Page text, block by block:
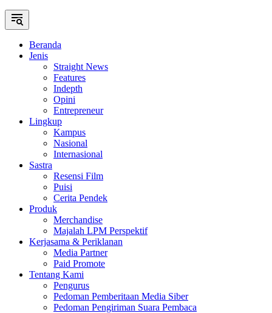
Beranda
Jenis
Straight News
Features
Indepth
Opini
Entrepreneur
Lingkup
Kampus
Nasional
Internasional
Sastra
Resensi Film
Puisi
Cerita Pendek
Produk
Merchandise
Majalah LPM Perspektif
Kerjasama & Periklanan
Media Partner
Paid Promote
Tentang Kami
Pengurus
Pedoman Pemberitaan Media Siber
Pedoman Pengiriman Suara Pembaca